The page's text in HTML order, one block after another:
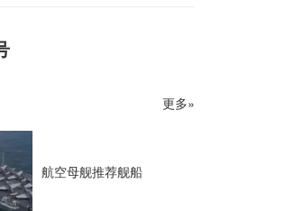
更多»
航空母舰推荐舰船